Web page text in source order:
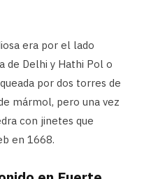
era por el lado
de Delhi y Hathi Pol o
por dos torres de
mármol, pero una vez
con jinetes que
en 1668.